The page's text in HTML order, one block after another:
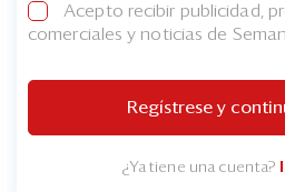
Acepto recibir publicidad,
comerciales y noticias de
Regístrese y
¿Ya tiene una cuenta?